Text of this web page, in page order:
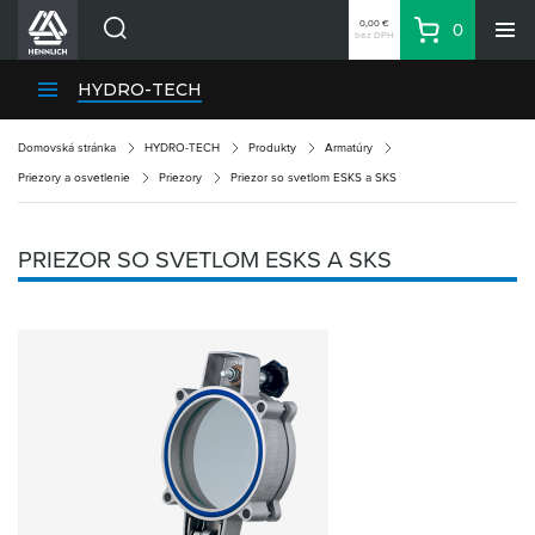
Divízie HENNLICH
Kariéra
Kontakty
Nákupný zoznam
Zone
0,00 €
bez DPH
Košík
0
HYDRO-TECH
Domovská stránka HYDRO-TECH Produkty Armatúry
Priezory a osvetlenie Priezory Priezor so svetlom ESKS a SKS
PRIEZOR SO SVETLOM ESKS A SKS